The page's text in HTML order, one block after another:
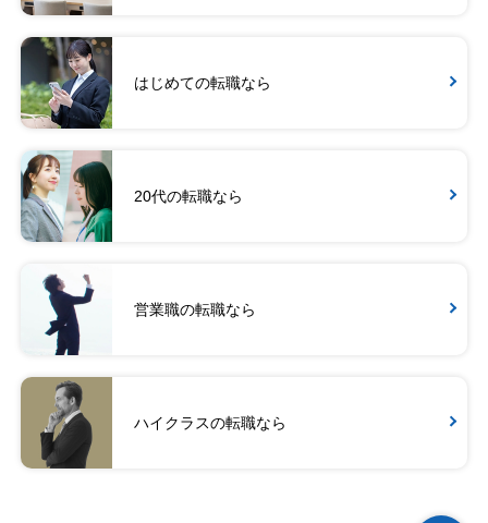
はじめての転職なら
20代の転職なら
営業職の転職なら
ハイクラスの転職なら